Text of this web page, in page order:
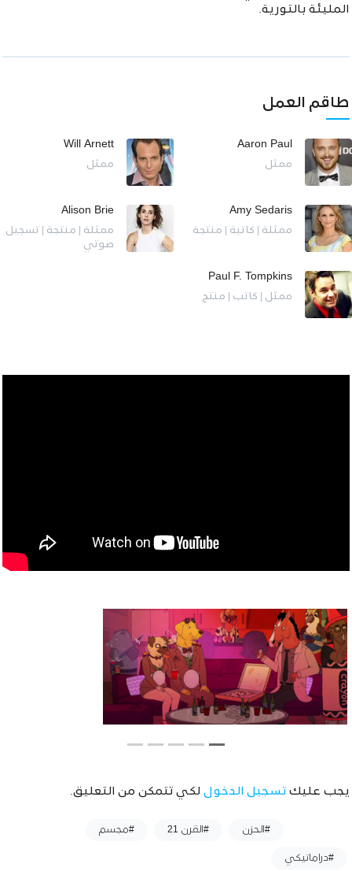
المليئة بالتورية.
طاقم العمل
Aaron Paul
ممثل
Will Arnett
ممثل
Amy Sedaris
ممثلة | كاتبة | منتجة
Alison Brie
ممثلة | منتجة | تسجيل
صوتي
Paul F. Tompkins
ممثل | كاتب | منتج
يجب عليك تسجيل الدخول لكي تتمكن من التعليق.
#الحزن #القرن 21 #مجسم
#دراماتيكي